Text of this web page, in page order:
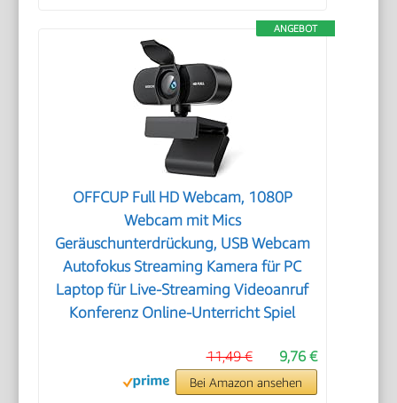
ANGEBOT
OFFCUP Full HD Webcam, 1080P
Webcam mit Mics
Geräuschunterdrückung, USB Webcam
Autofokus Streaming Kamera für PC
Laptop für Live-Streaming Videoanruf
Konferenz Online-Unterricht Spiel
9,76 €
11,49 €
Bei Amazon ansehen